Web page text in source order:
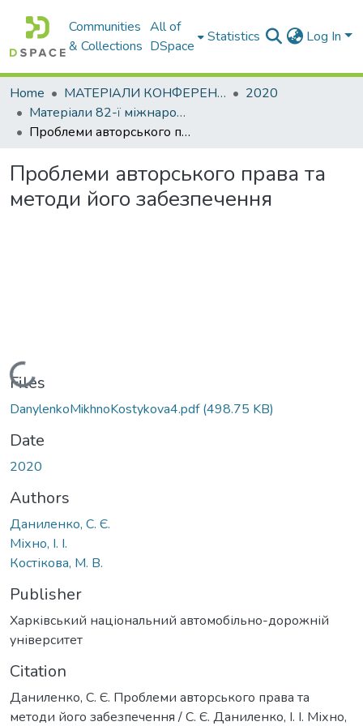
Communities
& Collections
All of
DSpace
Statistics Log In
Home МАТЕРІАЛИ КОНФЕРЕНЦІЙ
2020
Матеріали 82-ї міжнародної студентської наукової конференції ХНАДУ
Проблеми авторського права та методи його забезпечення
Проблеми авторського права та
методи його забезпечення
Loading...
Files
DanylenkoMikhnoKostykova4.pdf(498.75 KB)
Date
2020
Authors
Даниленко, С. Є.
Міхно, І. І.
Костікова, М. В.
Publisher
Харківський національний автомобільно-дорожній
університет
Citation
Даниленко, С. Є. Проблеми авторського права та
методи його забезпечення / С. Є. Даниленко, І. І. Міхно,